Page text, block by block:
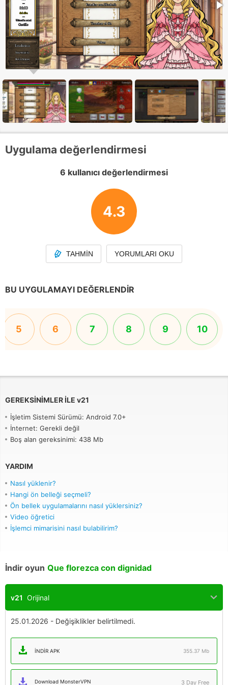
Uygulama değerlendirmesi
6 kullanıcı değerlendirmesi
4.3
TAHMIN YORUMLARI OKU
BU UYGULAMAYI DEĞERLENDIR
5 6 7 8 9 10
GEREKSINIMLER ILE v21
İşletim Sistemi Sürümü: Android 7.0+
İnternet: Gerekli değil
Boş alan gereksinimi: 438 Mb
YARDIM
Nasıl yüklenir?
Hangi ön belleği seçmeli?
Ön bellek uygulamalarını nasıl yüklersiniz?
Video öğretici
İşlemci mimarisini nasıl bulabilirim?
İndir oyun Que florezca con dignidad
v21 Orijinal
25.01.2026 - Değişiklikler belirtilmedi.
İNDIR APK 355.37 Mb
Download MonsterVPN 3 Day Free